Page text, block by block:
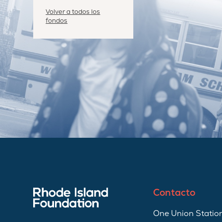
Volver a todos los
fondos
Contacto
One Union